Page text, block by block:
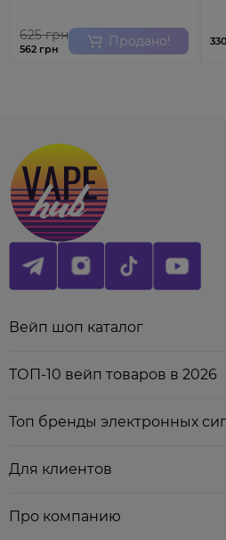
< p class="MsoNormal"
12pt;">
11pt;">подзарядка от type-c
входит)
• Количество затяжек:
Внимание!Количество затяжек
изменяться от стиля парения.
ответственности за продукт, а
оригинальность. Все претензии
производителя, который указан на
625 грн
562 грн Продано!
Вейп шоп каталог
ТОП-10 вейп товаров в 2026
Топ бренды электронных
Для клиентов
Про компанию